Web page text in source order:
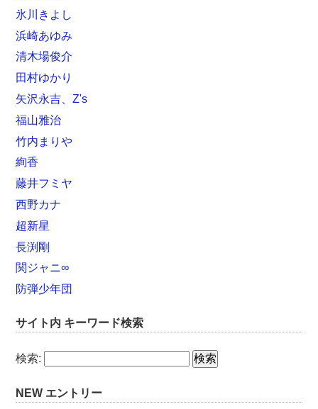
氷川きよし
浜崎あゆみ
清木場俊介
田村ゆかり
矢沢永吉、Z's
福山雅治
竹内まりや
絢香
藤井フミヤ
西野カナ
超新星
長渕剛
関ジャニ∞
防弾少年団
サイト内 キーワード検索
検索:
NEW エントリー